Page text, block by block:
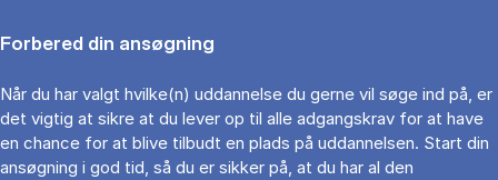
Forbered din ansøgning
Når du har valgt hvilke(n) uddannelse du gerne vil søge ind på, er
det vigtig at sikre at du lever op til alle adgangskrav for at have
en chance for at blive tilbudt en plads på uddannelsen. Start din
ansøgning i god tid, så du er sikker på, at du har al den